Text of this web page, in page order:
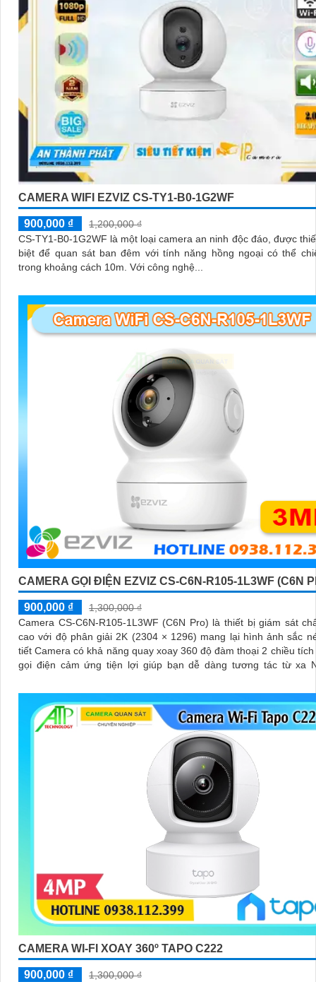
CAMERA WIFI EZVIZ CS-TY1-B0-1G2WF
900,000 ₫
1,200,000 ₫
CS-TY1-B0-1G2WF là một loại camera an ninh độc đáo, được
biệt để quan sát ban đêm với tính năng hồng ngoại có thể
trong khoảng cách 10m. Với công nghệ...
CAMERA GỌI ĐIỆN EZVIZ CS-C6N-R105-1L3WF (C6N
900,000 ₫
1,300,000 ₫
Camera CS-C6N-R105-1L3WF (C6N Pro) là thiết bị giám sát
cao với độ phân giải 2K (2304 × 1296) mang lại hình ảnh sắc
tiết Camera có khả năng quay xoay 360 độ đàm thoại 2 chiều
gọi điện cảm ứng tiện lợi giúp bạn dễ dàng tương tác từ xa
tăng cường an ninh cho không gian của bạn. Loại Camera
Không Dây CS-C6N-R105-1L3WF 3
CAMERA WI-FI XOAY 360º TAPO C222
900,000 ₫
1,300,000 ₫